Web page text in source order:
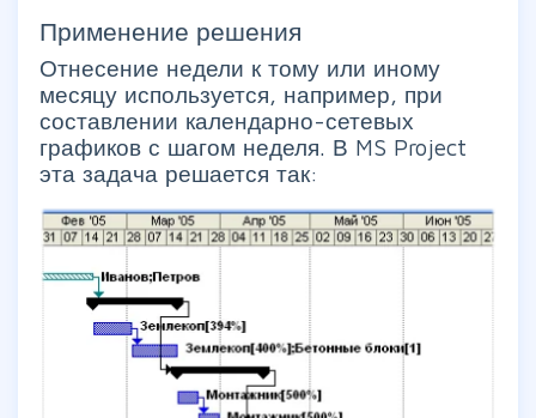
Применение решения
Отнесение недели к тому или иному
месяцу используется, например, при
составлении календарно-сетевых
графиков с шагом неделя. В MS Project
эта задача решается так: